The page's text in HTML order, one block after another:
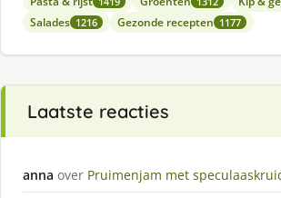
Salades 1216 Gezonde recepten 1177
Laatste reacties
anna over Pruimenjam met